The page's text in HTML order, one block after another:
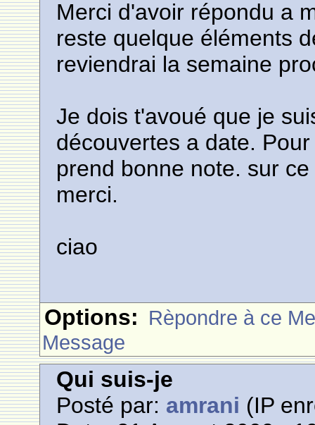
Merci d'avoir répondu a
reste quelque éléments
reviendrai la semaine
Je dois t'avoué que je
découvertes a date.
prend bonne note. sur
merci.
ciao
Options: Rèpondre à ce
Message
Qui suis-je
Posté par: amrani (IP